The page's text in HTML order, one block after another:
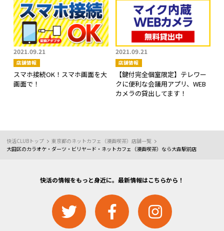
快活CLUBトップ
東京都のネットカフェ（漫画喫茶）店舗一覧
大田区のカラオケ・ダーツ・ビリヤード・ネットカフェ（漫画喫茶）なら大森駅前店
2021.09.21
店舗情報
スマホ接続OK！スマホ画面を大
画面で！
2021.09.21
店舗情報
【鍵付完全個室限定】テレワー
クに便利な会議用アプリ、WEB
カメラの貸出してます！
快活の情報をもっと身近に。最新情報はこちらから！